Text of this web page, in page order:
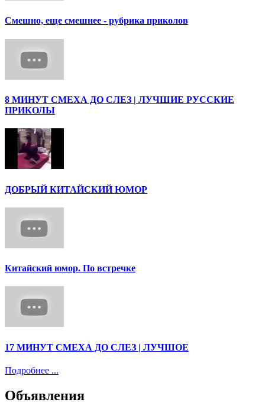
Смешно, еще смешнее - рубрика приколов
8 МИНУТ СМЕХА ДО СЛЕЗ | ЛУЧШИЕ РУССКИЕ
ПРИКОЛЫ
ДОБРЫЙ КИТАЙСКИЙ ЮМОР
Китайский юмор. По встречке
17 МИНУТ СМЕХА ДО СЛЕЗ | ЛУЧШОЕ
Подробнее ...
Объявления